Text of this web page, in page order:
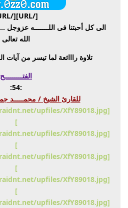
[/URL][/URL]
الى كل أحبتنا فى اللـــــــه
الله تعالى
تلاوة رااائعة لما تيسر من آيات
الفتـــــــــح
:54:
للقارئ الشيخ / محمـــــد
]
]
]
]